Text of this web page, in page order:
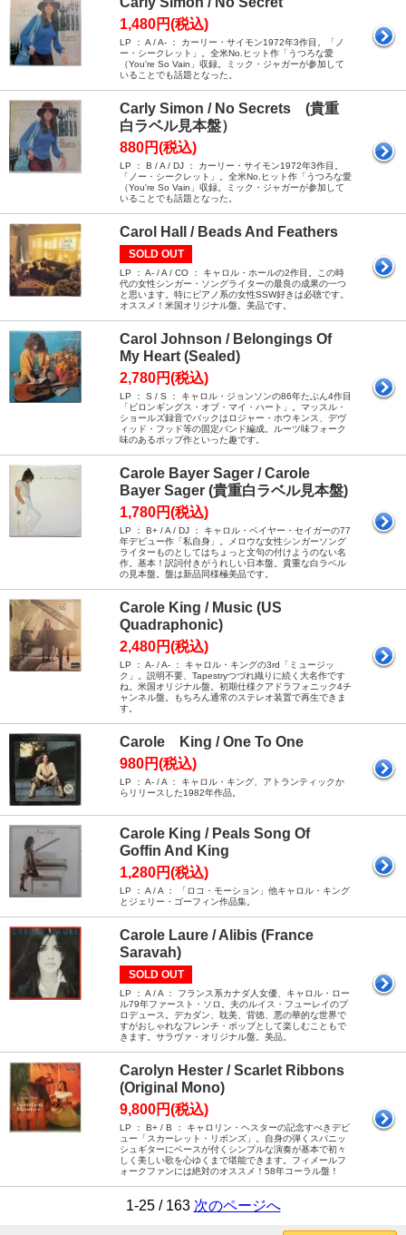
1,480円(税込)
LP ： A / A- ： カーリー・サイモン1972年3作目。「ノ
ー・シークレット」。全米No.ヒット作「うつろな愛
（You're So Vain」収録。ミック・ジャガーが参加して
いることでも話題となった。
Carly Simon / No Secrets (貴重
白ラベル見本盤）
880円(税込)
LP ： B / A / DJ ： カーリー・サイモン1972年3作目。
「ノー・シークレット」。全米No.ヒット作「うつろな愛
（You're So Vain」収録。ミック・ジャガーが参加して
いることでも話題となった。
Carol Hall / Beads And Feathers
SOLD OUT
LP ： A- / A / CO ： キャロル・ホールの2作目。この時
代の女性シンガー・ソングライターの最良の成果の一つ
と思います。特にピアノ系の女性SSW好きは必聴です。
オススメ！米国オリジナル盤。美品です。
Carol Johnson / Belongings Of
My Heart (Sealed)
2,780円(税込)
LP ： S / S ： キャロル・ジョンソンの86年たぶん4作目
「ビロンギングス・オブ・マイ・ハート」。マッスル・
ショールズ録音でバックはロジャー・ホウキンス、デヴ
ィッド・フッド等の固定バンド編成。ルーツ味フォーク
味のあるポップ作といった趣です。
Carole Bayer Sager / Carole
Bayer Sager (貴重白ラベル見本盤)
1,780円(税込)
LP ： B+ / A / DJ ： キャロル・ベイヤー・セイガーの77
年デビュー作「私自身」。メロウな女性シンガーソング
ライターものとしてはちょっと文句の付けようのない名
作。基本！訳詞付きがうれしい日本盤。貴重な白ラベル
の見本盤。盤は新品同様極美品です。
Carole King / Music (US
Quadraphonic)
2,480円(税込)
LP ： A- / A- ： キャロル・キングの3rd「ミュージッ
ク」。説明不要、Tapestryつづれ織りに続く大名作です
ね。米国オリジナル盤。初期仕様クアドラフォニック4チ
ャンネル盤。もちろん通常のステレオ装置で再生できま
す。
Carole King / One To One
980円(税込)
LP ： A- / A ： キャロル・キング、アトランティックか
らリリースした1982年作品。
Carole King / Peals Song Of
Goffin And King
1,280円(税込)
LP ： A / A ： 「ロコ・モーション」他キャロル・キング
とジェリー・ゴーフィン作品集。
Carole Laure / Alibis (France
Saravah)
SOLD OUT
LP ： A / A ： フランス系カナダ人女優、キャロル・ロー
ル79年ファースト・ソロ。夫のルイス・フューレイのプ
ロデュース。デカダン、耽美、背徳、悪の華的な世界で
すがおしゃれなフレンチ・ポップとして楽しむこともで
きます。サラヴァ・オリジナル盤。美品。
Carolyn Hester / Scarlet Ribbons
(Original Mono)
9,800円(税込)
LP ： B+ / B ： キャロリン・ヘスターの記念すべきデビ
ュー「スカーレット・リボンズ」。自身の弾くスパニッ
シュギターにベースが付くシンプルな演奏が基本で初々
しく美しい歌を心ゆくまで堪能できます。フィメールフ
ォークファンには絶対のオススメ！58年コーラル盤！
1-25 / 163 次のページへ